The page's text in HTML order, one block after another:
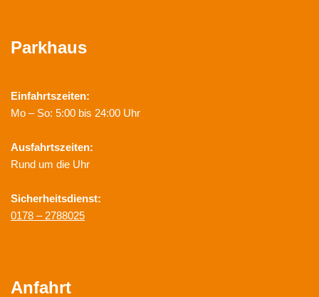
Parkhaus
Einfahrtszeiten:
Mo – So: 5:00 bis 24:00 Uhr
Ausfahrtszeiten:
Rund um die Uhr
Sicherheitsdienst:
0178 – 2788025
Anfahrt